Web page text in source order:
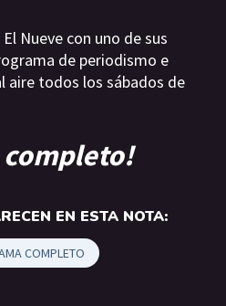
Nueve con uno de sus
de periodismo e
aire todos los sábados de
completo!
EN ESTA NOTA:
COMPLETO